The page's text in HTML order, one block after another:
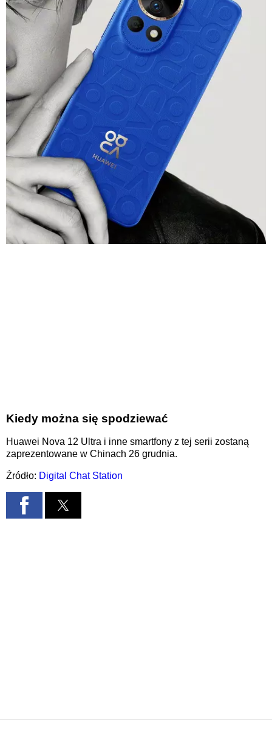
Kiedy można się spodziewać
Huawei Nova 12 Ultra i inne smartfony z tej serii zostaną
zaprezentowane w Chinach 26 grudnia.
Źródło: Digital Chat Station